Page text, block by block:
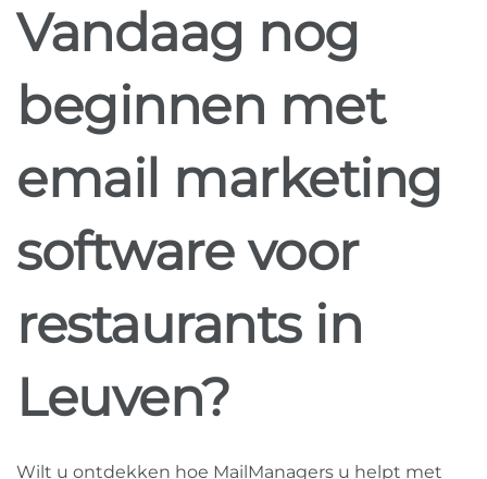
Vandaag nog
beginnen met
email marketing
software voor
restaurants in
Leuven?
Wilt u ontdekken hoe MailManagers u helpt met